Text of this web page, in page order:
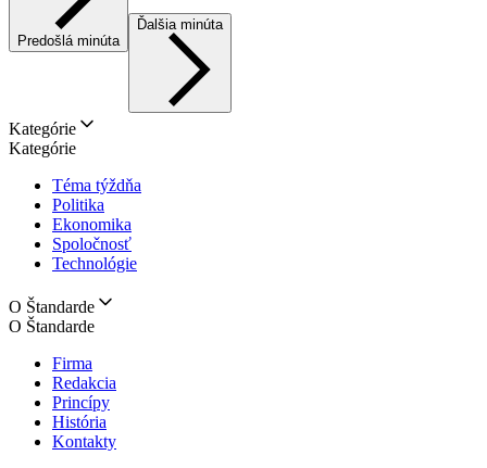
Predošlá minúta
Ďalšia minúta
Kategórie
Kategórie
Téma týždňa
Politika
Ekonomika
Spoločnosť
Technológie
O Štandarde
O Štandarde
Firma
Redakcia
Princípy
História
Kontakty